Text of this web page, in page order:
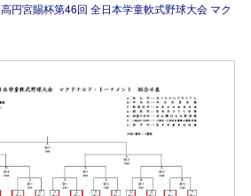
高円宮賜杯第46回 全日本学童軟式野球大会 マク